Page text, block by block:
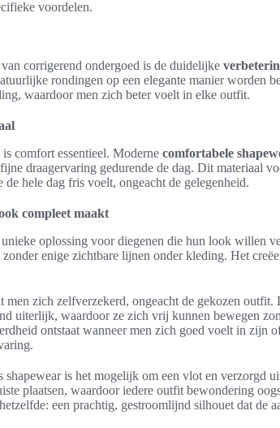
voordelen.
corrigerend ondergoed is de duidelijke
rondingen op een elegante manier worden
waardoor men zich beter voelt in elke outfit.
comfort essentieel. Moderne comfortabele
draagervaring gedurende de dag. Dit materiaal
hele dag fris voelt, ongeacht de gelegenheid.
compleet maakt
oplossing voor diegenen die hun look willen
zonder enige zichtbare lijnen onder kleding. Het
men zich zelfverzekerd, ongeacht de gekozen
uiterlijk, waardoor ze zich vrij kunnen bewegen
ontstaat wanneer men zich goed voelt in zijn
shapewear is het mogelijk om een vlot en verzorgd
plaatsen, waardoor iedere outfit bewondering
een prachtig, gestroomlijnd silhouet dat de